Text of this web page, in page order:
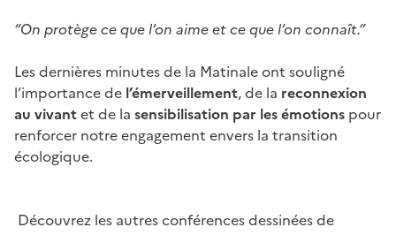
“On protège ce que l’on aime et ce que l’on connaît.”
Les dernières minutes de la Matinale ont souligné
l’importance de l’émerveillement, de la reconnexion
au vivantet de la sensibilisation par les émotions pour
renforcer notre engagement envers la transition
écologique.
Découvrez les autres conférences dessinées de